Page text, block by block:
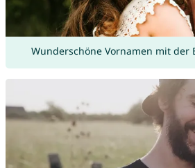
Wunderschöne Vornamen mit der